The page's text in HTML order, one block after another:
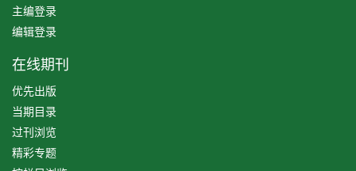
主编登录
编辑登录
在线期刊
优先出版
当期目录
过刊浏览
精彩专题